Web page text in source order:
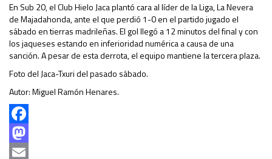
En Sub 20, el Club Hielo Jaca plantó cara al líder de la Liga, La Nevera
de Majadahonda, ante el que perdió 1-0 en el partido jugado el
sábado en tierras madrileñas. El gol llegó a 12 minutos del final y con
los jaqueses estando en inferioridad numérica a causa de una
sanción. A pesar de esta derrota, el equipo mantiene la tercera plaza.
Foto del Jaca-Txuri del pasado sábado.
Autor: Miguel Ramón Henares.
Facebook
Mastodon